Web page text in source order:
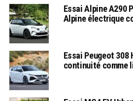
Essai Alpine A290
Alpine électrique
Essai Peugeot 308
continuité comme